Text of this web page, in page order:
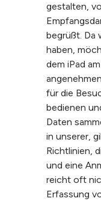
gestalten,
begrüßt. Da
haben,
dem iPad
für die
bedienen
Daten
in unserer,
Richtlinien,
und eine
reicht oft
Erfassung